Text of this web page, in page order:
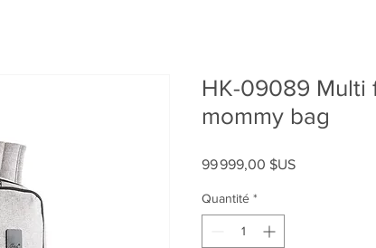
HK-09089 Multi
mommy bag
99 999,00 $USPrix
Quantité *